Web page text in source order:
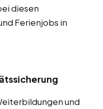
diesen
Ferienjobs in
und